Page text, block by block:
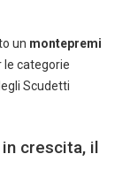
un montepremi
le categorie
Scudetti
in crescita, il